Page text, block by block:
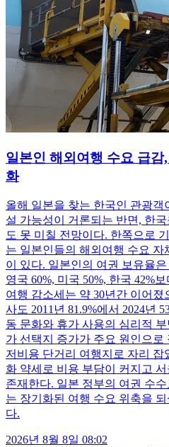
일본인 해외여행 수요 급
화
올해 일본을 찾는 한국인 관광객
설 가능성이 거론되는 반면, 한
도 못 미칠 전망이다. 한쪽으로
는 일본인들의 해외여행 수요
이 있다. 일본인의 여권 보유율은
영국 60%, 미국 50%, 한국 42%
여행 감소세는 약 30년간 이어졌
사도 2011년 81.9%에서 2024년
동 문화와 휴가 사용의 심리적
가 선택지 증가가 주요 원인으
저비용 단거리 여행지로 자리 잡
화 약세로 비용 부담이 커지고
존재한다. 일본 정부의 여권 수
는 장기화된 여행 수요 위축을
다.
2026년 8월 8일 08:02